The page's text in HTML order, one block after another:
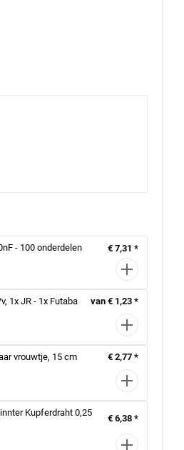
- 100 onderdelen € 7,31 *
1x JR - 1x Futaba van € 1,23 *
vrouwtje, 15 cm € 2,77 *
Kupferdraht 0,25
€ 6,38 *